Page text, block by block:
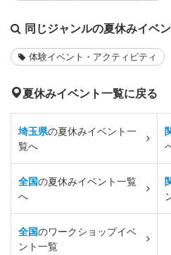
同じジャンルの夏休みイベ
体験イベント・アクティビティ
夏休みイベント一覧に戻る
埼玉県の夏休みイベント一
覧へ
全国の夏休みイベント一覧
へ
全国のワークショップイベ
ント一覧